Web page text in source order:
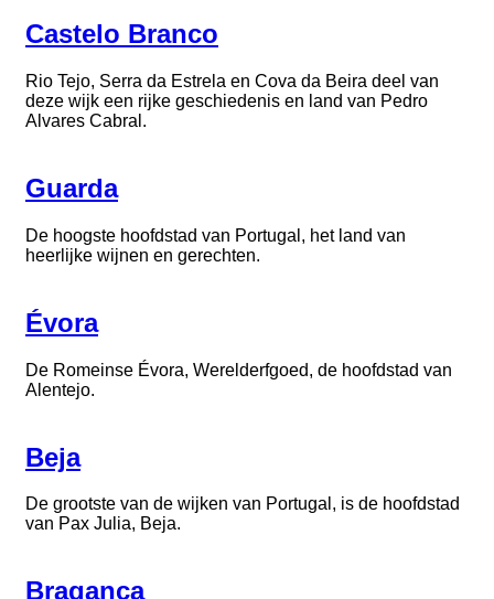
Castelo Branco
Rio Tejo, Serra da Estrela en Cova da Beira deel van
deze wijk een rijke geschiedenis en land van Pedro
Alvares Cabral.
Guarda
De hoogste hoofdstad van Portugal, het land van
heerlijke wijnen en gerechten.
Évora
De Romeinse Évora, Werelderfgoed, de hoofdstad van
Alentejo.
Beja
De grootste van de wijken van Portugal, is de hoofdstad
van Pax Julia, Beja.
Bragança